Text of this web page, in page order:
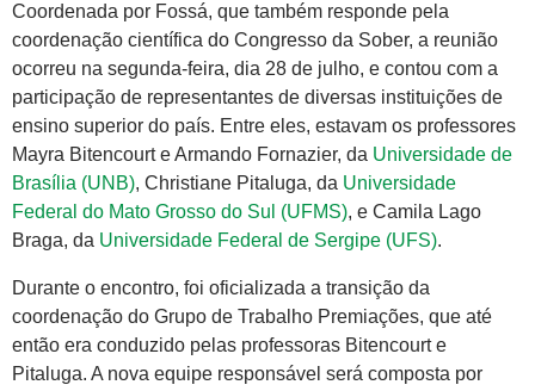
Coordenada por Fossá, que também responde pela
coordenação científica do Congresso da Sober, a reunião
ocorreu na segunda-feira, dia 28 de julho, e contou com a
participação de representantes de diversas instituições de
ensino superior do país. Entre eles, estavam os professores
Mayra Bitencourt e Armando Fornazier, da Universidade de
Brasília (UNB), Christiane Pitaluga, da Universidade
Federal do Mato Grosso do Sul (UFMS), e Camila Lago
Braga, da Universidade Federal de Sergipe (UFS).
Durante o encontro, foi oficializada a transição da
coordenação do Grupo de Trabalho Premiações, que até
então era conduzido pelas professoras Bitencourt e
Pitaluga. A nova equipe responsável será composta por